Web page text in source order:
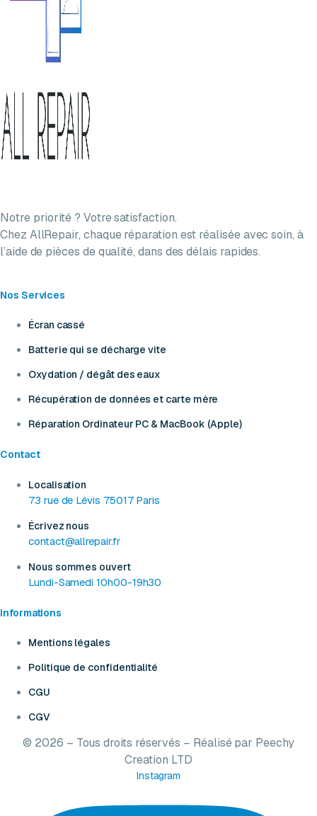
Notre priorité ? Votre satisfaction.
Chez AllRepair, chaque réparation est réalisée avec soin, à
l’aide de pièces de qualité, dans des délais rapides.
Nos Services
Écran cassé
Batterie qui se décharge vite
Oxydation / dégât des eaux
Récupération de données et carte mère
Réparation Ordinateur PC & MacBook (Apple)
Contact
Localisation
73 rue de Lévis 75017 Paris
Écrivez nous
contact@allrepair.fr
Nous sommes ouvert
Lundi-Samedi 10h00-19h30
Informations
Mentions légales
Politique de confidentialité
CGU
CGV
© 2026 – Tous droits réservés – Réalisé par Peechy
Creation LTD
Instagram